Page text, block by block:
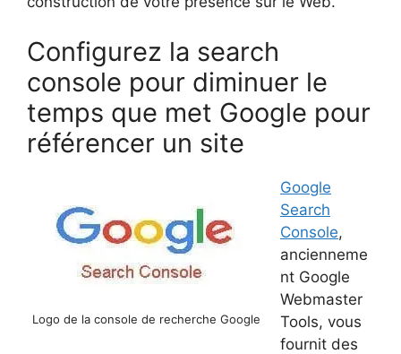
Configurez la search
console pour diminuer le
temps que met Google pour
référencer un site
Logo de la console de recherche Google
Google
Search
Console,
ancienneme
nt Google
Webmaster
Tools, vous
fournit des